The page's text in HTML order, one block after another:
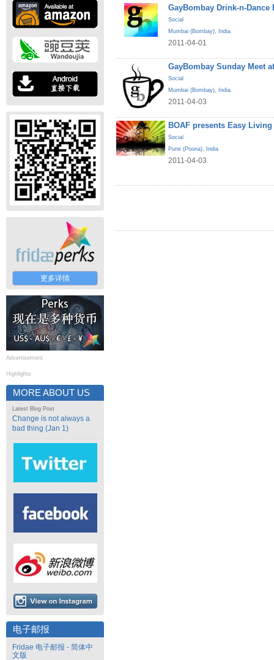
更多详情
Advertisement
Highlights
MORE ABOUT US
Latest Blog Post
Change is not always a
bad thing (Jan 1)
电子邮报
Fridae 电子邮报 - 简体中
文版
GayBombay Drink-n-Dance
Social
Mumbai (Bombay), India
2011-04-01
GayBombay Sunday Meet
Social
Mumbai (Bombay), India
2011-04-03
BOAF presents Easy
Social
Pune (Poona), India
2011-04-03